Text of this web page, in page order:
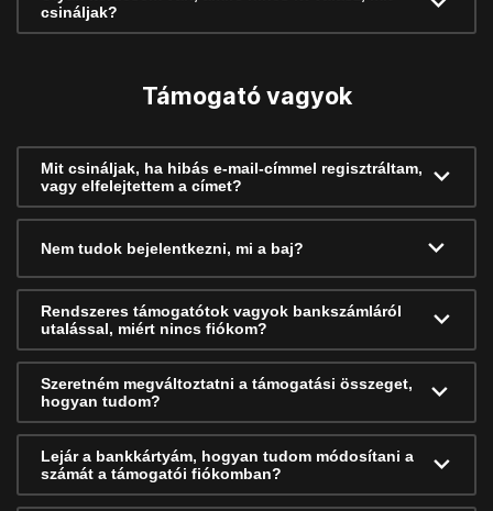
csináljak?
Támogató vagyok
Mit csináljak, ha hibás e-mail-címmel regisztráltam,
vagy elfelejtettem a címet?
Nem tudok bejelentkezni, mi a baj?
Rendszeres támogatótok vagyok bankszámláról
utalással, miért nincs fiókom?
Szeretném megváltoztatni a támogatási összeget,
hogyan tudom?
Lejár a bankkártyám, hogyan tudom módosítani a
számát a támogatói fiókomban?